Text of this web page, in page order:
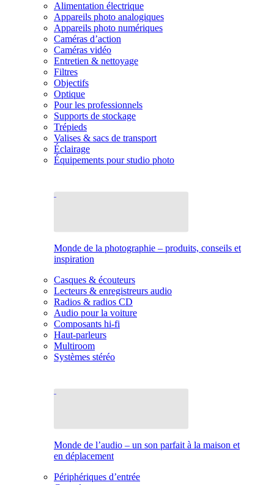
Alimentation électrique
Appareils photo analogiques
Appareils photo numériques
Caméras d’action
Caméras vidéo
Entretien & nettoyage
Filtres
Objectifs
Optique
Pour les professionnels
Supports de stockage
Trépieds
Valises & sacs de transport
Éclairage
Équipements pour studio photo
Monde de la photographie – produits, conseils et
inspiration
Casques & écouteurs
Lecteurs & enregistreurs audio
Radios & radios CD
Audio pour la voiture
Composants hi-fi
Haut-parleurs
Multiroom
Systèmes stéréo
Monde de l’audio – un son parfait à la maison et
en déplacement
Périphériques d’entrée